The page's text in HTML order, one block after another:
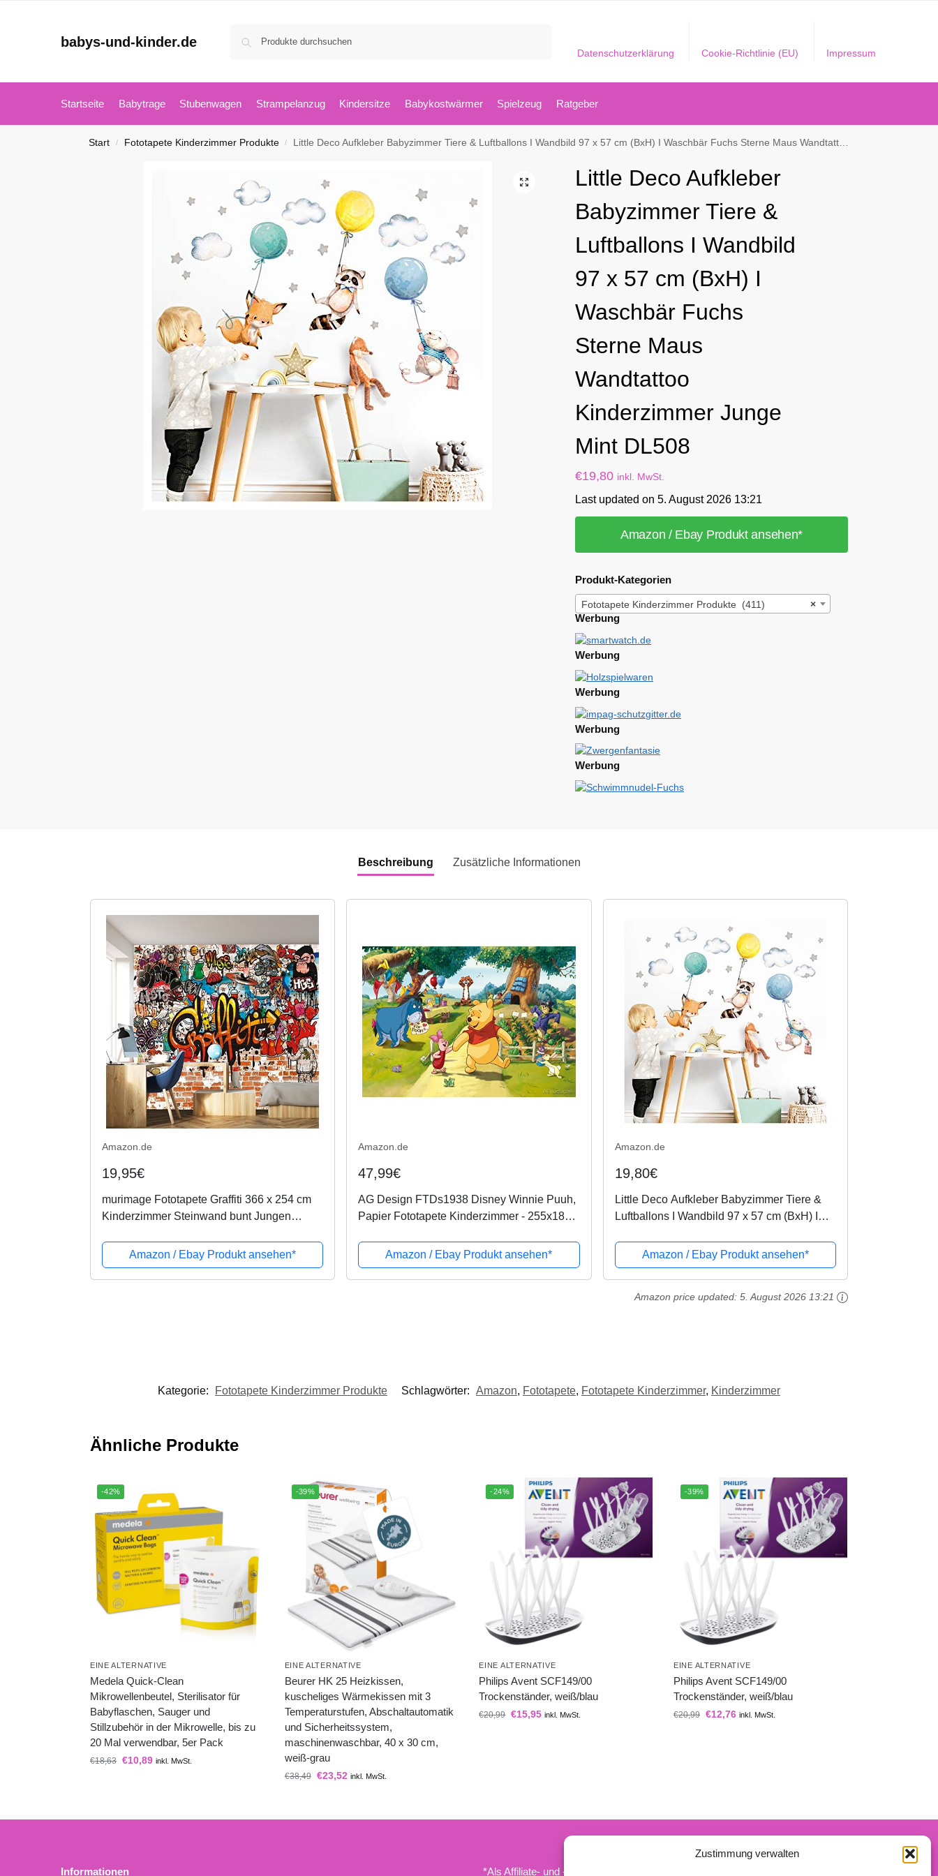
Zustimmung verwalten
babys-und-kinder.de
Datenschutzerklärung Cookie-Richtlinie (EU) Impressum
Startseite Babytrage Stubenwagen Strampelanzug Kindersitze Babykostwärmer Spielzeug Ratgeber
Start / Fototapete Kinderzimmer Produkte / Little Deco Aufkleber Babyzimmer Tiere & Luftballons I Wandbild 97 x 57 cm (BxH) I Waschbär Fuchs Sterne Maus Wandtattoo Kinderzimmer Junge Mint DL508
Little Deco Aufkleber
Babyzimmer Tiere &
Luftballons I Wandbild
97 x 57 cm (BxH) I
Waschbär Fuchs
Sterne Maus
Wandtattoo
Kinderzimmer Junge
Mint DL508
€19,80 inkl. MwSt.
Last updated on 5. August 2026 13:21
Amazon / Ebay Produkt ansehen*
Produkt-Kategorien
×
Fototapete Kinderzimmer Produkte (411)
Werbung
Werbung
Werbung
Werbung
Werbung
Beschreibung Zusätzliche Informationen
Amazon.de
19,95€
murimage Fototapete Graffiti 366 x 254 cm
Kinderzimmer Steinwand bunt Jungen
Amazon / Ebay Produkt ansehen*
Amazon.de
47,99€
AG Design FTDs1938 Disney Winnie Puuh,
Papier Fototapete Kinderzimmer - 255x180
180 cmAmazon / Ebay Produkt ansehen*
Amazon.de
19,80€
Little Deco Aufkleber Babyzimmer Tiere &
Luftballons I Wandbild 97 x 57 cm (BxH) I
Kinderzimmer Junge Mint DL508
Amazon / Ebay Produkt ansehen*
Amazon price updated:5. August 2026 13:21
Kategorie: Fototapete Kinderzimmer Produkte Schlagwörter: Amazon, Fototapete, Fototapete Kinderzimmer, Kinderzimmer
Ähnliche Produkte
-42%
EINE ALTERNATIVE
Medela Quick-Clean
Mikrowellenbeutel, Sterilisator für
Babyflaschen, Sauger und
Stillzubehör in der Mikrowelle, bis zu
20 Mal verwendbar, 5er Pack
€18,63 €10,89 inkl. MwSt.
-39%
EINE ALTERNATIVE
Beurer HK 25 Heizkissen,
kuscheliges Wärmekissen mit 3
Temperaturstufen, Abschaltautomatik
und Sicherheitssystem,
maschinenwaschbar, 40 x 30 cm,
weiß-grau
€38,49 €23,52 inkl. MwSt.
-24%
EINE ALTERNATIVE
Philips Avent SCF149/00
Trockenständer, weiß/blau
€20,99 €15,95 inkl. MwSt.
-39%
EINE ALTERNATIVE
Philips Avent SCF149/00
Trockenständer, weiß/blau
€20,99 €12,76 inkl. MwSt.
Informationen *Als Affiliate- und -Ebay/Amazon-Partner verdiene ich an qualifizierten Käufen.